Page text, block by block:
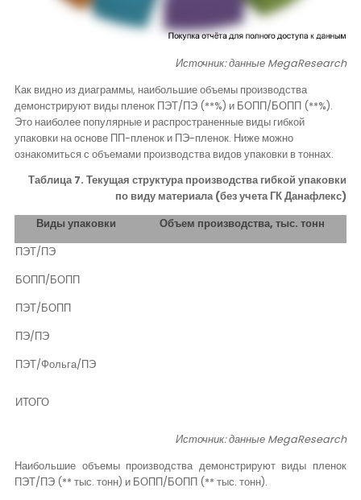
Источник: данные MegaResearch
Как видно из диаграммы, наибольшие объемы производства
демонстрируют виды пленок ПЭТ/ПЭ (**%) и БОПП/БОПП (**%).
Это наиболее популярные и распространенные виды гибкой
упаковки на основе ПП-пленок и ПЭ-пленок. Ниже можно
ознакомиться с объемами производства видов упаковки в тоннах.
Таблица 7. Текущая структура производства гибкой упаковки
по виду материала (без учета ГК Данафлекс)
Виды упаковки
Объем производства, тыс. тонн
ПЭТ/ПЭ
БОПП/БОПП
ПЭТ/БОПП
ПЭ/ПЭ
ПЭТ/Фольга/ПЭ
ИТОГО
Источник: данные MegaResearch
Наибольшие объемы производства демонстрируют виды пленок
ПЭТ/ПЭ (** тыс. тонн) и БОПП/БОПП (** тыс. тонн).